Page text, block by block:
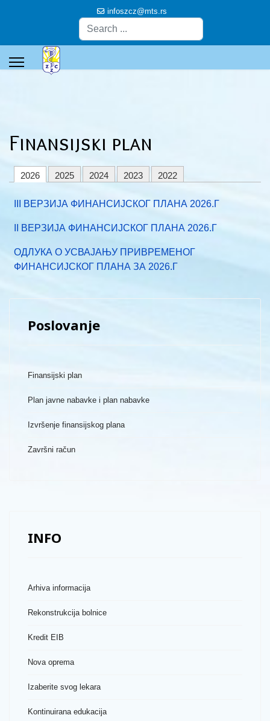
infoszcz@mts.rs
Finansijski plan
2026 2025 2024 2023 2022
III ВЕРЗИЈА ФИНАНСИЈСКОГ ПЛАНА 2026.Г
II ВЕРЗИЈА ФИНАНСИЈСКОГ ПЛАНА 2026.Г
ОДЛУКА О УСВАЈАЊУ ПРИВРЕМЕНОГ
ФИНАНСИЈСКОГ ПЛАНА ЗА 2026.Г
Poslovanje
Finansijski plan
Plan javne nabavke i plan nabavke
Izvršenje finansijskog plana
Završni račun
INFO
Arhiva informacija
Rekonstrukcija bolnice
Kredit EIB
Nova oprema
Izaberite svog lekara
Kontinuirana edukacija